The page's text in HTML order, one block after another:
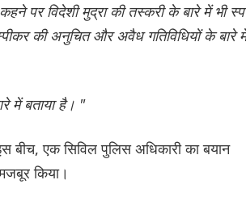
पर विदेशी मुद्रा की तस्करी के बारे में भी
की अनुचित और अवैध गतिविधियों के बारे में
में बताया है। "
बीच, एक सिविल पुलिस अधिकारी का बयान
किया।